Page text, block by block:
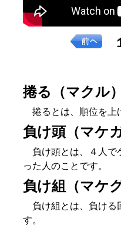
捲る（マクル）
捲るとは、順位を上
負け頭（マケ
負け頭とは、４人で
った人のことです。
負け組（マケ
負け組とは、負ける
す。